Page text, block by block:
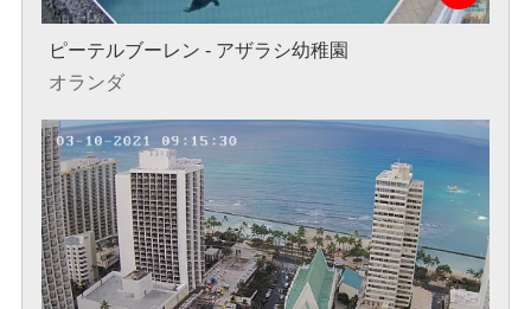
ピーテルブーレン - アザラシ幼稚園
オランダ